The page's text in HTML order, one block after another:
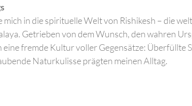
in die spirituelle Welt von Rishikesh – die
Getrieben von dem Wunsch, den wahren
eine fremde Kultur voller Gegensätze: Überfüllte
Naturkulisse prägten meinen Alltag.